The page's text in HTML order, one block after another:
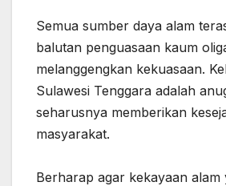
‎Semua sumber daya alam
balutan penguasaan kaum
melanggengkan kekuasaan.
Sulawesi Tenggara adalah
seharusnya memberikan
masyarakat.
‎Berharap agar kekayaan alam